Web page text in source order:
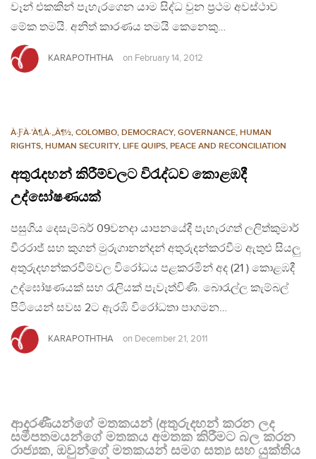
වෑන් එකකින් පැහැරගෙන යාම සිද්ධ වුන ප්‍රථම අවස්ථාව
මේක තමයි. අනිත් කාරණය තමයි කෙනෙකු…
KARAPOTHTHA on February 14, 2012
À·ƑÀ·’À¶‚À·„À¶½, COLOMBO, DEMOCRACY, GOVERNANCE, HUMAN
RIGHTS, HUMAN SECURITY, LIFE QUIPS, PEACE AND RECONCILIATION
අතුරැදහන් කිරීම්වලට විරැද්ධව කොළඹදී
උද්ඝෝෂණයක්
පසුගිය දෙසැම්බර් 09වනදා යාපනයේදී පැහැරගත් ලලිත්කුමාර්
වීරරාජ් සහ කුගන් මුරුගානන්දන් අතුරුදන්කරවීම ඇතුළු සියලු
අතුරුදහන්කරවීම්වල විරෝධය පළකරමින් අද (21 ) කොළඹදී
උද්ඝෝෂණයක් සහ රැලියක් පැවැත්විණි. බොරැල්ල කැම්බල්
පිටියෙන් සවස 2ට ඇරඹි විරෝධතා පාගමන…
KARAPOTHTHA on December 21, 2011
ආදරණීයන්ගේ මතකයන් (අතුරුදහන් කරන ලද
සමීපතමයන්ගේ මතකය අමතක කිරීමට බල කරන
රාජ්‍යක, ඔවුන්ගේ මතකයන් සමග සත්‍ය සහ යුක්තිය